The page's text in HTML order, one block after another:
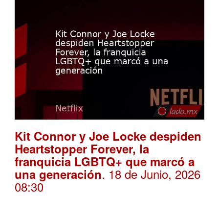
Kit Connor y Joe Locke despiden
Heartstopper Forever, la
franquicia LGBTQ+ que marcó a
una generación. 18 de Junio, 2026
08:30